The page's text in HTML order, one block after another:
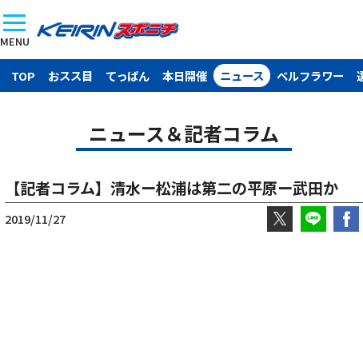
MENU
TOP おスス目 てっぱん 本日開催 ニュース ベルフラワー
ニュース＆記者コラム
【記者コラム】清水ー松浦は第二の平原ー武田か
2019/11/27